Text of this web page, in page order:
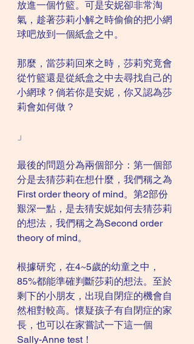
放進一個竹籃。可是安妮卻非常淘
氣，趁著莎莉小解之時偷偷的把小網
球吧放到一個紙盒之中。
那麼，當莎莉回來之時，莎莉究竟會
從竹籃還是從紙盒之中去尋找自己的
小網球？倘若你是安妮，你又認為莎
莉會如何做？
」
最後的問題分為兩個部分：第一個部
分是去猜莎莉在想什麼，我們稱之為
First order theory of mind。第2部份
艱深一點，是去猜安妮如何去猜莎莉
的想法，我們稱之為Second order
theory of mind。
根據研究，在4~5歲的幼童之中，
85%都能準確判斷莎莉的想法。至於
剩下的小朋友，出現自閉症的機會自
然相對較高。懷疑孩子有自閉症的家
長，也可以在家嘗試一下這一個
Sally-Anne test！